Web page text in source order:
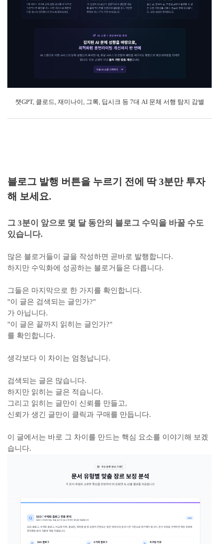
챗GPT, 클로드, 재미나이, 그록, 딥시크 등 7대 AI 문체 서행 탐지 감별
블로그 발행 버튼을 누르기 전에 딱 3분만 투자
해 보세요.
그 3분이 앞으로 몇 달 동안의 블로그 수익을 바꿀 수도
있습니다.
많은 블로거들이 글을 작성하면 곧바로 발행합니다.
하지만 수익화에 성공하는 블로거들은 다릅니다.
그들은 마지막으로 한 가지를 확인합니다.
"이 글은 검색되는 글인가?"
가 아닙니다.
"이 글은 끝까지 읽히는 글인가?"
를 확인합니다.
생각보다 이 차이는 엄청납니다.
검색되는 글은 많습니다.
하지만 읽히는 글은 적습니다.
그리고 읽히는 글만이 신뢰를 만들고,
신뢰가 생긴 글만이 클릭과 구매를 만듭니다.
이 글에서는 바로 그 차이를 만드는 핵심 요소를 이야기해 보겠
습니다.